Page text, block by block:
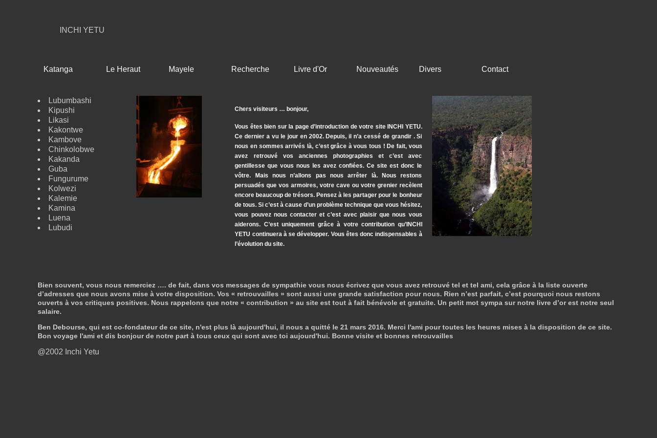
INCHI YETU
Katanga Le Heraut Mayele Recherche Livre d'Or Nouveautés Divers Contact
Lubumbashi
Kipushi
Likasi
Kakontwe
Kambove
Chinkolobwe
Kakanda
Guba
Fungurume
Kolwezi
Kalemie
Kamina
Luena
Lubudi
Chers visiteurs … bonjour,
Vous êtes bien sur la page d’introduction de votre site INCHI YETU.
Ce dernier a vu le jour en 2002. Depuis, il n’a cessé de grandir . Si
nous en sommes arrivés là, c’est grâce à vous tous ! De fait, vous
avez retrouvé vos anciennes photographies et c’est avec
gentillesse que vous nous les avez confiées. Ce site est donc le
vôtre. Mais nous n’allons pas nous arrêter là. Nous restons
persuadés que vos armoires, votre cave ou votre grenier recèlent
encore beaucoup de trésors. Pensez à les partager pour le bonheur
de tous. Si c’est à cause d’un problème technique que vous hésitez,
vous pouvez nous contacter et c’est avec plaisir que nous vous
aiderons. C’est uniquement grâce à votre contribution qu’INCHI
YETU continuera à se développer. Vous êtes donc indispensables à
l’évolution du site.
Bien souvent, vous nous remerciez …. de fait, dans vos messages de sympathie vous nous écrivez que vous avez retrouvé tel et tel ami, cela grâce à la liste ouverte
d’adresses que nous avons mise à votre disposition. Vos « retrouvailles » sont aussi une grande satisfaction pour nous. Rien n’est parfait, c’est pourquoi nous restons
ouverts à vos critiques positives. Nous rappelons que notre « contribution » au site est tout à fait bénévole et gratuite. Un petit mot sympa sur notre livre d’or est notre seul
salaire.
Ben Debourse, qui est co-fondateur de ce site, n'est plus là aujourd'hui, il nous a quitté le 21 mars 2016. Merci l'ami pour toutes les heures mises à la disposition de ce site.
Bon voyage l'ami et dis bonjour de notre part à tous ceux qui sont avec toi aujourd'hui. Bonne visite et bonnes retrouvailles
@2002 Inchi Yetu